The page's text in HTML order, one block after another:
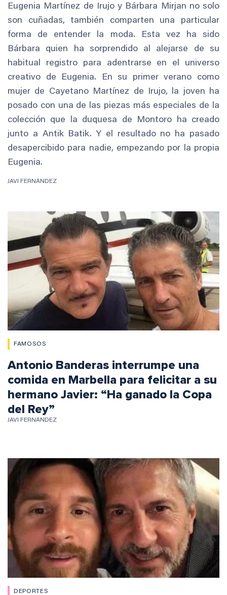
Eugenia Martínez de Irujo y Bárbara Mirjan no solo
son cuñadas, también comparten una particular
forma de entender la moda. Esta vez ha sido
Bárbara quien ha sorprendido al alejarse de su
habitual registro para adentrarse en el universo
creativo de Eugenia. En su primer verano como
mujer de Cayetano Martínez de Irujo, la joven ha
posado con una de las piezas más especiales de la
colección que la duquesa de Montoro ha creado
junto a Antik Batik. Y el resultado no ha pasado
desapercibido para nadie, empezando por la propia
Eugenia.
JAVI FERNÁNDEZ
FAMOSOS
Antonio Banderas interrumpe una
comida en Marbella para felicitar a su
hermano Javier: “Ha ganado la Copa
del Rey”
JAVI FERNÁNDEZ
DEPORTES